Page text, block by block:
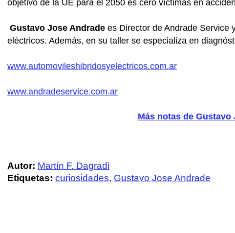
objetivo de la UE para el 2050 es cero víctimas en
Gustavo Jose Andrade es Director de Andrade Service
eléctricos. Además, en su taller se especializa en
www.automovileshibridosyelectricos.com.ar
www.andradeservice.com.ar
Más notas de Gustavo
Autor: Martín F. Dagradi
Etiquetas: curiosidades, Gustavo Jose Andrade